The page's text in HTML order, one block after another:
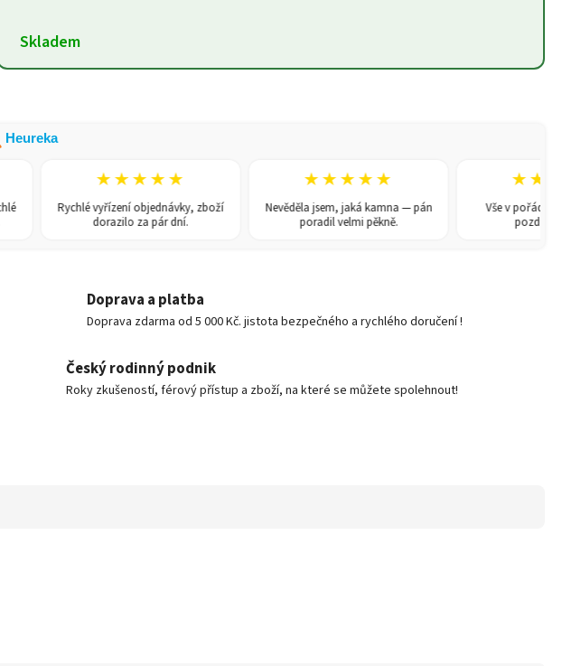
Skladem
Heureka
★★★★★
Rychlé vyřízení objednávky, zboží
dorazilo za pár dní.
★★★★★
Nevěděla jsem, jaká kamna — pán
poradil velmi pěkně.
Vše v pořádku,
pozdravem René
Doprava a platba
Doprava zdarma od 5 000 Kč. jistota bezpečného a rychlého doručení !
Český rodinný podnik
Roky zkušeností, férový přístup a zboží, na které se můžete spolehnout!